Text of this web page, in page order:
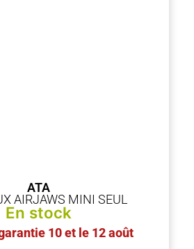
ATA
AIRJAWS MINI SEUL
En stock
10 et le 12 août